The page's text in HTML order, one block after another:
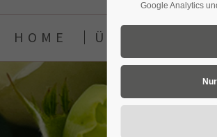
We offer support for our
Mon - Fri 8:00am - 5:00pm
HOME ÜBER UNS
Google Analytics